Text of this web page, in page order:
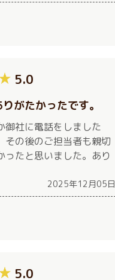
5.0
がたかったです。
御社に電話をしました
その後のご担当者も親切
たと思いました。あり
2025年12月05日
5.0